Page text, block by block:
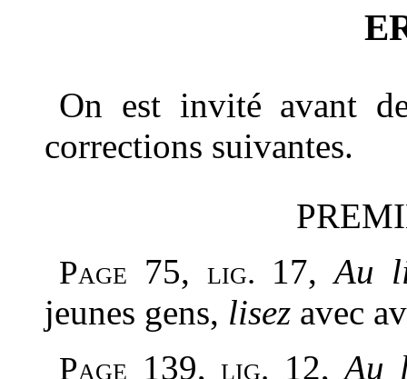
On est invité avant
corrections suivantes.
Page 75, lig. 17,Au
jeunes gens, lisez avec
Page 139,lig. 12,Au